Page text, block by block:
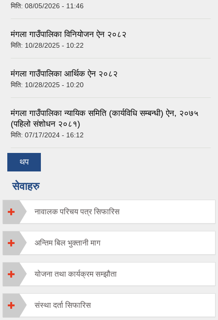
मिति: 08/05/2026 - 11:46
मंगला गाउँपालिका विनियोजन ऐन २०८२
मिति: 10/28/2025 - 10:22
मंगला गाउँपालिका आर्थिक ऐन २०८२
मिति: 10/28/2025 - 10:20
मंगला गाउँपालिका न्यायिक समिति (कार्यविधि सम्बन्धी) ऐन, २०७५
(पहिलो संशोधन २०८१)
मिति: 07/17/2024 - 16:12
थप
सेवाहरु
नावालक परिचय पत्र सिफारिस
अन्तिम बिल भुक्तानी माग
योजना तथा कार्यक्रम सम्झौता
संस्था दर्ता सिफारिस